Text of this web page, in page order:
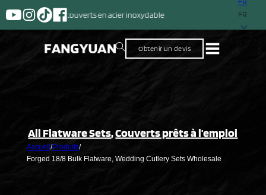
Un
FR
Obtenir un devis
All Flatware Sets,Couverts prêts à l'emploi
Accueil /Produits/
Forged 18/8 Bulk Flatware, Wedding Cutlery Sets Wholesale